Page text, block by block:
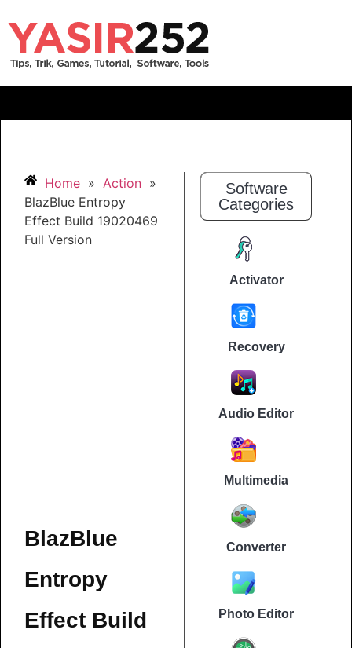
Home » Action »
BlazBlue Entropy
Effect Build 19020469
Full Version
BlazBlue
Entropy
Effect Build
Software
Categories
Activator
Recovery
Audio Editor
Multimedia
Converter
Photo Editor